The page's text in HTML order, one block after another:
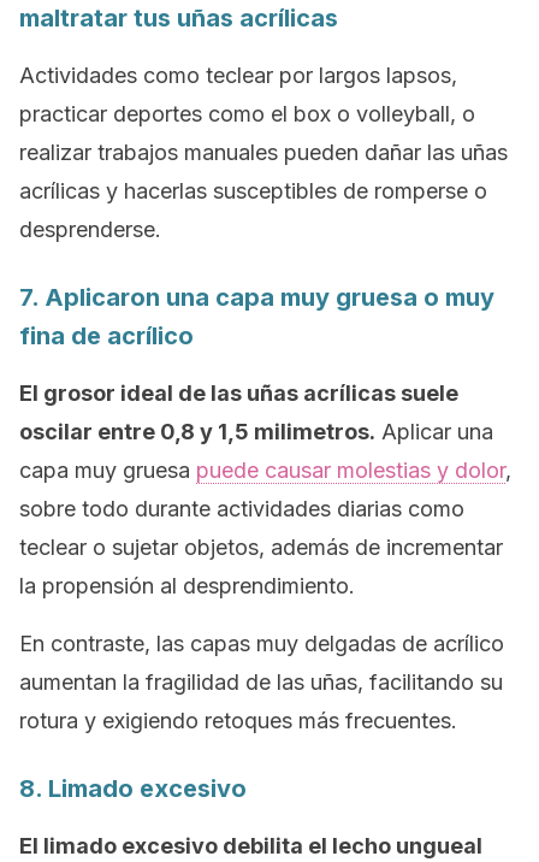
maltratar tus uñas acrílicas
Actividades como teclear por largos lapsos,
practicar deportes como el box o volleyball, o
realizar trabajos manuales pueden dañar las uñas
acrílicas y hacerlas susceptibles de romperse o
desprenderse.
7. Aplicaron una capa muy gruesa o muy
fina de acrílico
El grosor ideal de las uñas acrílicas suele
oscilar entre 0,8 y 1,5 milimetros. Aplicar una
capa muy gruesa puede causar molestias y dolor,
sobre todo durante actividades diarias como
teclear o sujetar objetos, además de incrementar
la propensión al desprendimiento.
En contraste, las capas muy delgadas de acrílico
aumentan la fragilidad de las uñas, facilitando su
rotura y exigiendo retoques más frecuentes.
8. Limado excesivo
El limado excesivo debilita el lecho ungueal